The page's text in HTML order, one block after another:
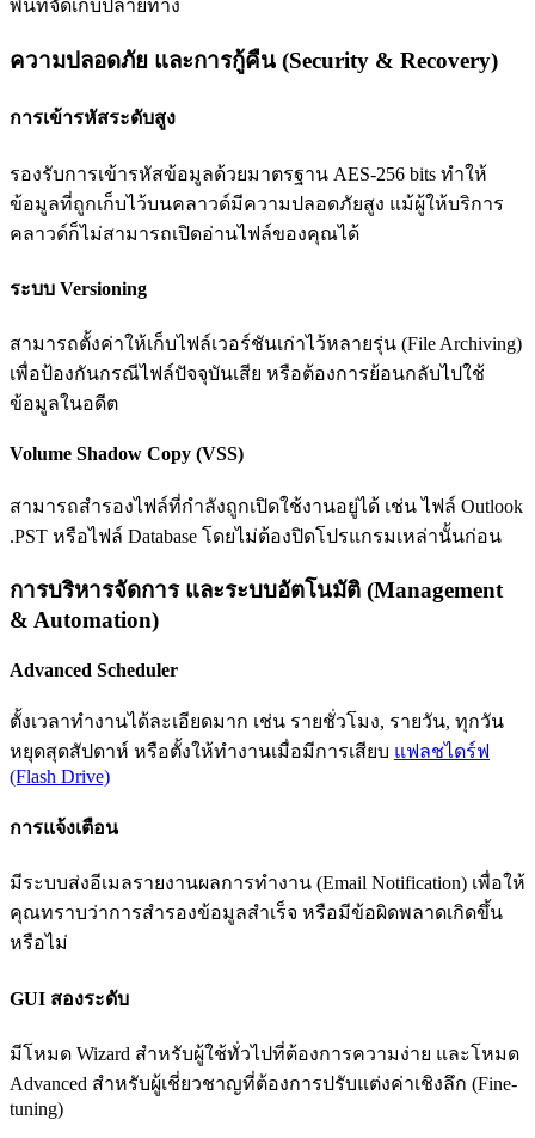
พื้นที่จัดเก็บปลายทาง
ความปลอดภัย และการกู้คืน (Security & Recovery)
การเข้ารหัสระดับสูง
รองรับการเข้ารหัสข้อมูลด้วยมาตรฐาน AES-256 bits ทำให้
ข้อมูลที่ถูกเก็บไว้บนคลาวด์มีความปลอดภัยสูง แม้ผู้ให้บริการ
คลาวด์ก็ไม่สามารถเปิดอ่านไฟล์ของคุณได้
ระบบ Versioning
สามารถตั้งค่าให้เก็บไฟล์เวอร์ชันเก่าไว้หลายรุ่น (File Archiving)
เพื่อป้องกันกรณีไฟล์ปัจจุบันเสีย หรือต้องการย้อนกลับไปใช้
ข้อมูลในอดีต
Volume Shadow Copy (VSS)
สามารถสำรองไฟล์ที่กำลังถูกเปิดใช้งานอยู่ได้ เช่น ไฟล์ Outlook
.PST หรือไฟล์ Database โดยไม่ต้องปิดโปรแกรมเหล่านั้นก่อน
การบริหารจัดการ และระบบอัตโนมัติ (Management
& Automation)
Advanced Scheduler
ตั้งเวลาทำงานได้ละเอียดมาก เช่น รายชั่วโมง, รายวัน, ทุกวัน
หยุดสุดสัปดาห์ หรือตั้งให้ทำงานเมื่อมีการเสียบ แฟลชไดร์ฟ
(Flash Drive)
การแจ้งเตือน
มีระบบส่งอีเมลรายงานผลการทำงาน (Email Notification) เพื่อให้
คุณทราบว่าการสำรองข้อมูลสำเร็จ หรือมีข้อผิดพลาดเกิดขึ้น
หรือไม่
GUI สองระดับ
มีโหมด Wizard สำหรับผู้ใช้ทั่วไปที่ต้องการความง่าย และโหมด
Advanced สำหรับผู้เชี่ยวชาญที่ต้องการปรับแต่งค่าเชิงลึก (Fine-
tuning)